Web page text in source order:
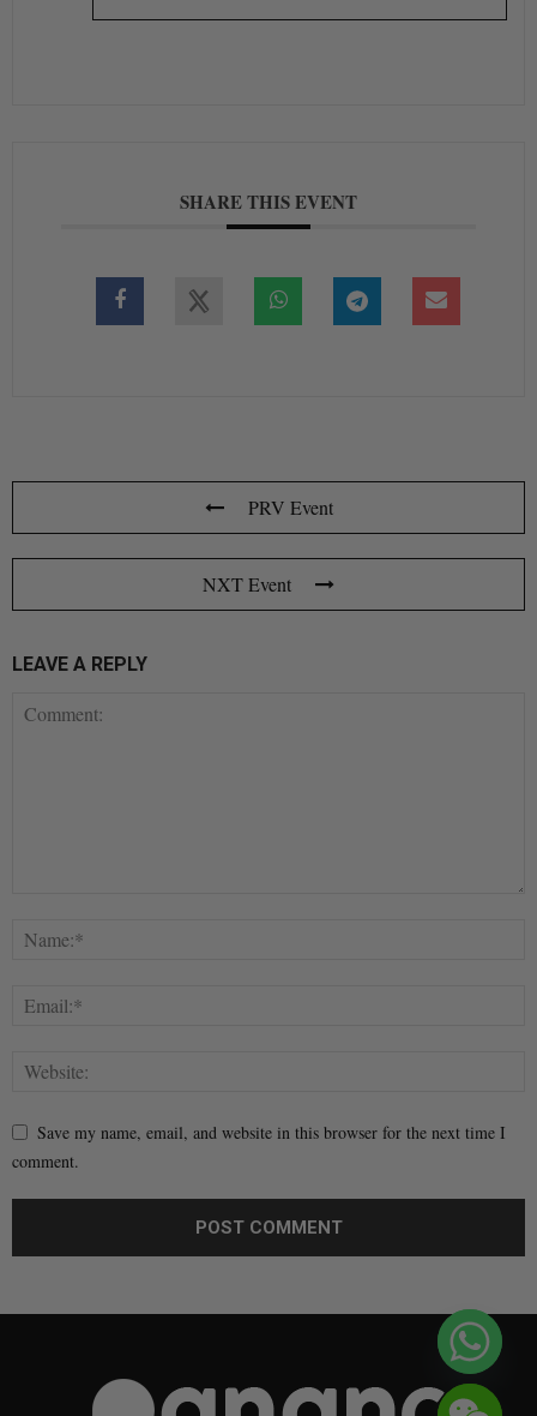
SHARE THIS EVENT
PRV Event
NXT Event
LEAVE A REPLY
Save my name, email, and website in this browser for the next time I
comment.